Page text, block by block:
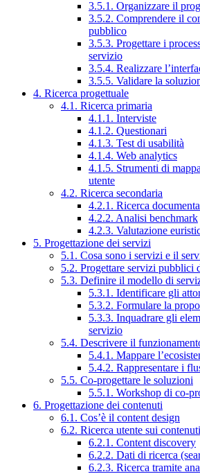
3.5.1. Organizzare il
3.5.2. Comprendere il
pubblico
3.5.3. Progettare i
servizio
3.5.4. Realizzare
3.5.5. Validare la
4. Ricerca progettuale
4.1. Ricerca primaria
4.1.1. Interviste
4.1.2. Questionari
4.1.3. Test di usabilità
4.1.4. Web analytics
4.1.5. Strumenti di
utente
4.2. Ricerca secondaria
4.2.1. Ricerca
4.2.2. Analisi benchmark
4.2.3. Valutazione
5. Progettazione dei servizi
5.1. Cosa sono i servizi e il
5.2. Progettare servizi pubblici
5.3. Definire il modello di
5.3.1. Identificare gli
5.3.2. Formulare la
5.3.3. Inquadrare gli
servizio
5.4. Descrivere il
5.4.1. Mappare
5.4.2. Rappresentare i
5.5. Co-progettare le soluzioni
5.5.1. Workshop di co-
6. Progettazione dei contenuti
6.1. Cos’è il content design
6.2. Ricerca utente sui
6.2.1. Content discovery
6.2.2. Dati di ricerca
6.2.3. Ricerca tramite